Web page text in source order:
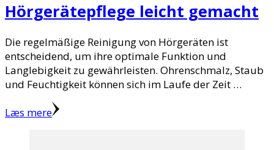
Hörgerätepflege leicht gemacht
Die regelmäßige Reinigung von Hörgeräten ist
entscheidend, um ihre optimale Funktion und
Langlebigkeit zu gewährleisten. Ohrenschmalz, Staub
und Feuchtigkeit können sich im Laufe der Zeit …
Læs mere